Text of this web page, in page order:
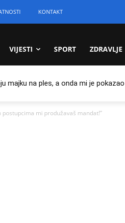
KONTAKT
VIJESTI SPORT ZDRAVLJE
majku na ples, a onda mi je
postupcima mi produžavaš mandat!”